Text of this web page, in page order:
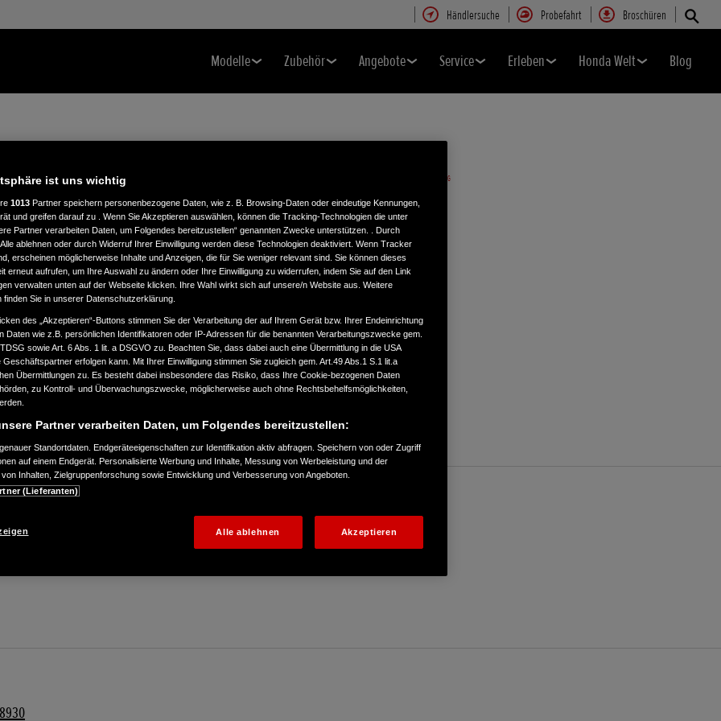
Händlersuche Probefahrt Broschüren
Modelle Zubehör Angebote Service Erleben Honda Welt Blog
ist uns wichtig
1013 Partner speichern personenbezogene Daten, wie z. B. Browsing-Daten oder eindeutige Kennungen,
und greifen darauf zu . Wenn Sie Akzeptieren auswählen, können die Tracking-Technologien die unter
Partner verarbeiten Daten, um Folgendes bereitzustellen“ genannten Zwecke unterstützen. . Durch
ablehnen oder durch Widerruf Ihrer Einwilligung werden diese Technologien deaktiviert. Wenn Tracker
erscheinen möglicherweise Inhalte und Anzeigen, die für Sie weniger relevant sind. Sie können dieses
erneut aufrufen, um Ihre Auswahl zu ändern oder Ihre Einwilligung zu widerrufen, indem Sie auf den Link
verwalten unten auf der Webseite klicken. Ihre Wahl wirkt sich auf unsere/n Website aus. Weitere
finden Sie in unserer Datenschutzerklärung.
des „Akzeptieren“-Buttons stimmen Sie der Verarbeitung der auf Ihrem Gerät bzw. Ihrer Endeinrichtung
Daten wie z.B. persönlichen Identifikatoren oder IP-Adressen für die benannten Verarbeitungszwecke gem.
sowie Art. 6 Abs. 1 lit. a DSGVO zu. Beachten Sie, dass dabei auch eine Übermittlung in die USA
erfolgen kann. Mit Ihrer Einwilligung stimmen Sie zugleich gem. Art.49 Abs.1 S.1 lit.a
Übermittlungen zu. Es besteht dabei insbesondere das Risiko, dass Ihre Cookie-bezogenen Daten
zu Kontroll- und Überwachungszwecke, möglicherweise auch ohne Rechtsbehelfsmöglichkeiten,
Partner verarbeiten Daten, um Folgendes bereitzustellen:
Standortdaten. Endgeräteeigenschaften zur Identifikation aktiv abfragen. Speichern von oder Zugriff
auf einem Endgerät. Personalisierte Werbung und Inhalte, Messung von Werbeleistung und der
Inhalten, Zielgruppenforschung sowie Entwicklung und Verbesserung von Angeboten.
(Lieferanten)
Alle ablehnen Akzeptieren